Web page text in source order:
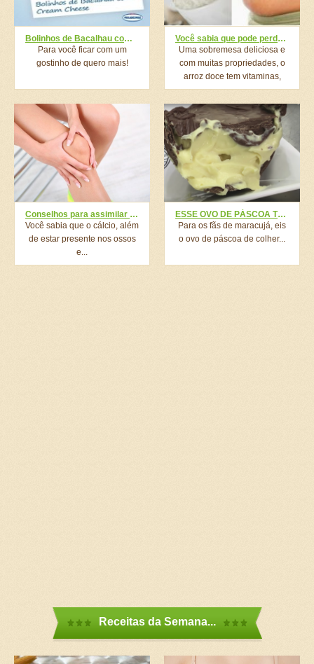
Bolinhos de Bacalhau com Cream Cheese
Para você ficar com um
gostinho de quero mais!
Você sabia que pode perder peso comendo arroz doce?
Uma sobremesa deliciosa e
com muitas propriedades, o
arroz doce tem vitaminas,
proteínas e cálcio....
Conselhos para assimilar o cálcio que ingerimos e não perdê-lo
Você sabia que o cálcio, além
de estar presente nos ossos
e...
ESSE OVO DE PÁSCOA TRUFADO DE MARACUJÁ É O TOP 5 DE VENDAS TODO ANO!
Para os fãs de maracujá, eis
o ovo de páscoa de colher...
Receitas da Semana...